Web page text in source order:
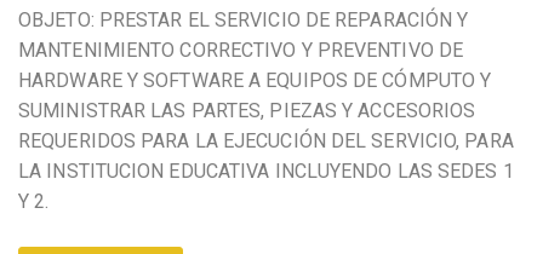
OBJETO: PRESTAR EL SERVICIO DE REPARACIÓN Y
MANTENIMIENTO CORRECTIVO Y PREVENTIVO DE
HARDWARE Y SOFTWARE A EQUIPOS DE CÓMPUTO Y
SUMINISTRAR LAS PARTES, PIEZAS Y ACCESORIOS
REQUERIDOS PARA LA EJECUCIÓN DEL SERVICIO, PARA
LA INSTITUCION EDUCATIVA INCLUYENDO LAS SEDES 1
Y 2.